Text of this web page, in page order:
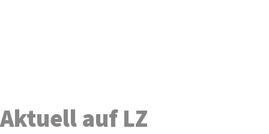
Aktuell auf LZ